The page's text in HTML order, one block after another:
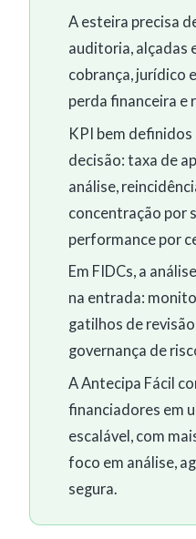
A esteira precisa
auditoria, alçadas
cobrança, jurídico
perda financeira e
KPI bem
decisão: taxa de
análise,
concentração por
performance por
Em FIDCs, a
na entrada:
gatilhos de
governança de
A Antecipa Fácil
financiadores em
escalável, com
foco em análise,
segura.